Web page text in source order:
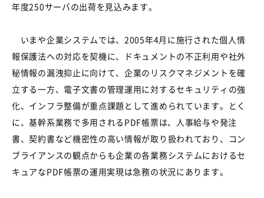
年度250サーバの出荷を見込みます。
いまや企業システムでは、2005年4月に施行された個人情
報保護法への対応を契機に、ドキュメントの不正利用や社外
秘情報の漏洩抑止に向けて、企業のリスクマネジメントを確
立する一方、電子文書の管理運用に対するセキュリティの強
化、インフラ整備が重点課題として進められています。とく
に、基幹系業務で多用されるPDF帳票は、人事給与や発注
書、契約書など機密性の高い情報が取り扱われており、コン
ブライアンスの観点からも企業の各業務システムにおけるセ
キュアなPDF帳票の運用実現は急務の状況にあります。